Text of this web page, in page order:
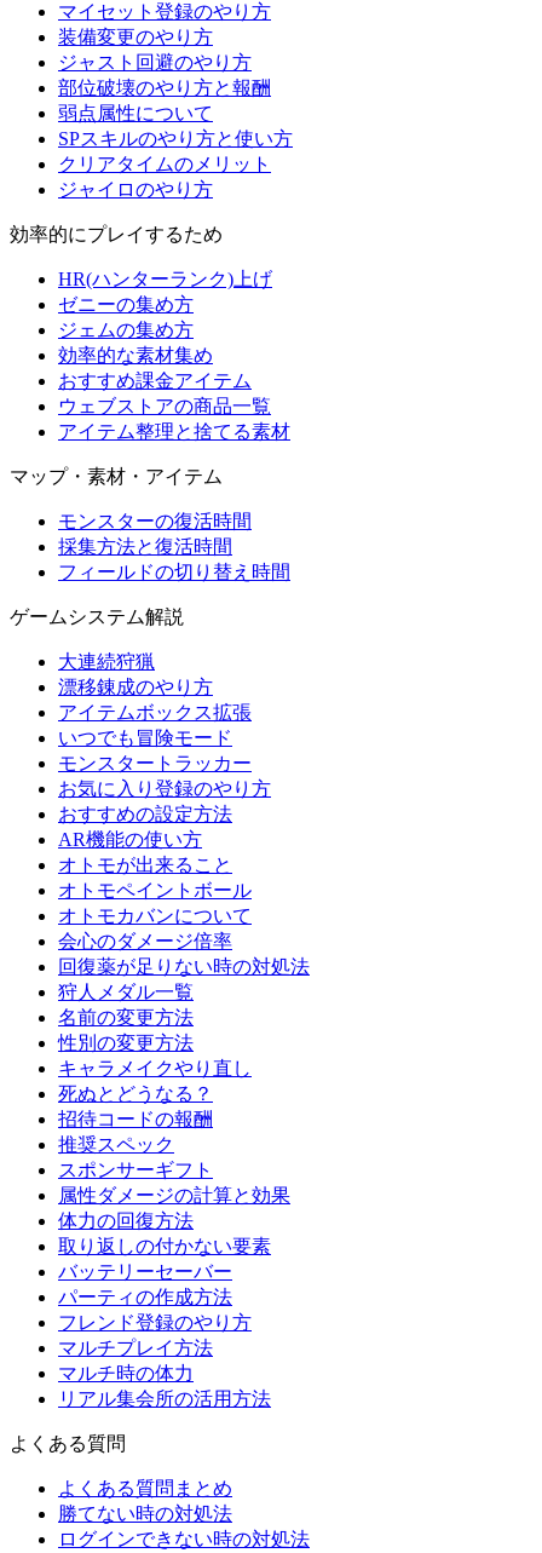
マイセット登録のやり方
装備変更のやり方
ジャスト回避のやり方
部位破壊のやり方と報酬
弱点属性について
SPスキルのやり方と使い方
クリアタイムのメリット
ジャイロのやり方
効率的にプレイするため
HR(ハンターランク)上げ
ゼニーの集め方
ジェムの集め方
効率的な素材集め
おすすめ課金アイテム
ウェブストアの商品一覧
アイテム整理と捨てる素材
マップ・素材・アイテム
モンスターの復活時間
採集方法と復活時間
フィールドの切り替え時間
ゲームシステム解説
大連続狩猟
漂移錬成のやり方
アイテムボックス拡張
いつでも冒険モード
モンスタートラッカー
お気に入り登録のやり方
おすすめの設定方法
AR機能の使い方
オトモが出来ること
オトモペイントボール
オトモカバンについて
会心のダメージ倍率
回復薬が足りない時の対処法
狩人メダル一覧
名前の変更方法
性別の変更方法
キャラメイクやり直し
死ぬとどうなる？
招待コードの報酬
推奨スペック
スポンサーギフト
属性ダメージの計算と効果
体力の回復方法
取り返しの付かない要素
バッテリーセーバー
パーティの作成方法
フレンド登録のやり方
マルチプレイ方法
マルチ時の体力
リアル集会所の活用方法
よくある質問
よくある質問まとめ
勝てない時の対処法
ログインできない時の対処法